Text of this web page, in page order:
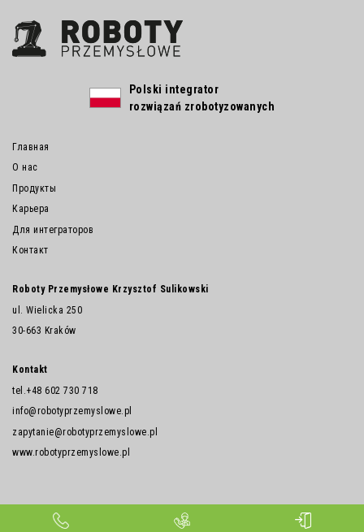
Polski integrator
rozwiązań zrobotyzowanych
Главная
О нас
Продукты
Карьера
Для интеграторов
Контакт
Roboty Przemysłowe Krzysztof Sulikowski
ul. Wielicka 250
30-663 Kraków
Kontakt
tel. +48 602 730 718
info@robotyprzemyslowe.pl
zapytanie@robotyprzemyslowe.pl
www.robotyprzemyslowe.pl
© Roboty Przemysłowe Krzysztof Sulikowski 2022